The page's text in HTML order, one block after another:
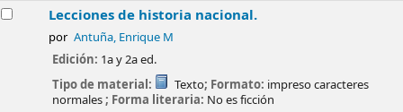
Lecciones de historia nacional.
por Antuña, Enrique M
Edición: 1a y 2a ed.
Tipo de material:
Texto; Formato: impreso caracteres
normales; Forma literaria: No es ficción